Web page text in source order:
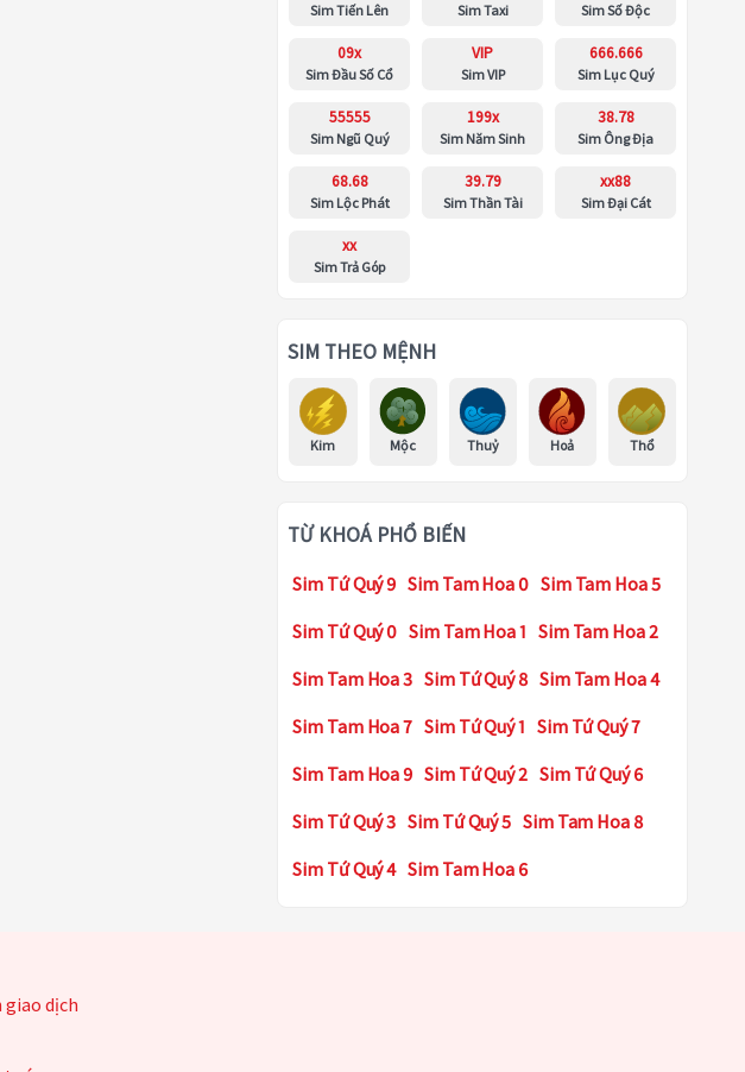
Sim Tiến Lên Sim Taxi Sim Số Độc
09x
Sim Đầu Số Cổ
VIP
Sim VIP
666.666
Sim Lục Quý
55555
Sim Ngũ Quý
199x
Sim Năm Sinh
38.78
Sim Ông Địa
68.68
Sim Lộc Phát
39.79
Sim Thần Tài
xx88
Sim Đại Cát
xx
Sim Trả Góp
SIM THEO MỆNH
Kim Mộc Thuỷ Hoả Thổ
TỪ KHOÁ PHỔ BIẾN
Sim Tứ Quý 9 Sim Tam Hoa 0 Sim Tam Hoa 5
Sim Tứ Quý 0 Sim Tam Hoa 1 Sim Tam Hoa 2
Sim Tam Hoa 3 Sim Tứ Quý 8 Sim Tam Hoa 4
Sim Tam Hoa 7 Sim Tứ Quý 1 Sim Tứ Quý 7
Sim Tam Hoa 9 Sim Tứ Quý 2 Sim Tứ Quý 6
Sim Tứ Quý 3 Sim Tứ Quý 5 Sim Tam Hoa 8
Sim Tứ Quý 4 Sim Tam Hoa 6
giao dịch